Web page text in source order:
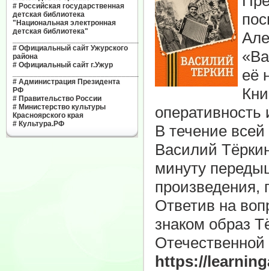
# Российская государственная
детская библиотека
"Национальная электронная
детская библиотека"
# Официальный сайт Ужурского
района
# Официальный сайт г.Ужур
# Администрация Президента
РФ
# Правительство России
# Министерство культуры
Красноярского края
# Культура.РФ
её
В течение
Василий
минуту
произведения,
Ответив на
знаком образ
https://